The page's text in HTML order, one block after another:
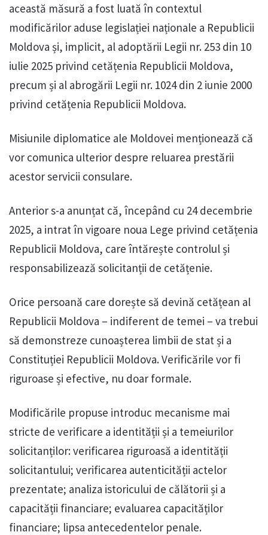
această măsură a fost luată în contextul
modificărilor aduse legislației naționale a Republicii
Moldova și, implicit, al adoptării Legii nr. 253 din 10
iulie 2025 privind cetățenia Republicii Moldova,
precum și al abrogării Legii nr. 1024 din 2 iunie 2000
privind cetățenia Republicii Moldova.
Misiunile diplomatice ale Moldovei menționează că
vor comunica ulterior despre reluarea prestării
acestor servicii consulare.
Anterior s-a anunțat că, începând cu 24 decembrie
2025, a intrat în vigoare noua Lege privind cetățenia
Republicii Moldova, care întărește controlul și
responsabilizează solicitanții de cetățenie.
Orice persoană care dorește să devină cetățean al
Republicii Moldova – indiferent de temei – va trebui
să demonstreze cunoașterea limbii de stat și a
Constituției Republicii Moldova. Verificările vor fi
riguroase și efective, nu doar formale.
Modificările propuse introduc mecanisme mai
stricte de verificare a identității și a temeiurilor
solicitanților: verificarea riguroasă a identității
solicitantului; verificarea autenticității actelor
prezentate; analiza istoricului de călătorii și a
capacității financiare; evaluarea capacităților
financiare; lipsa antecedentelor penale.